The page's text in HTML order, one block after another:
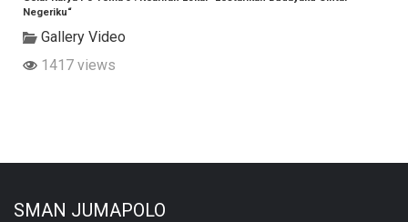
Negeriku“
Gallery Video
1417 views
SMAN JUMAPOLO